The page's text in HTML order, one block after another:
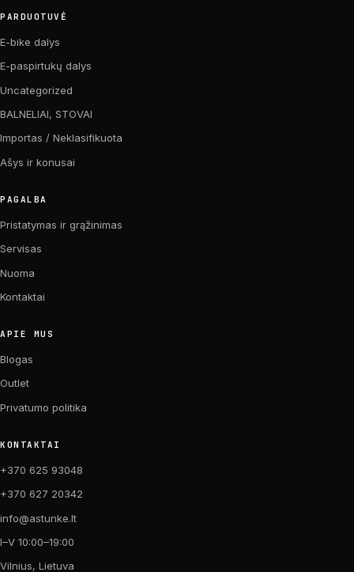
PARDUOTUVĖ
E-bike dalys
E-paspirtukų dalys
Uncategorized
BALNELIAI, STOVAI
Importas / Neklasifikuota
Ašys ir konusai
PAGALBA
Pristatymas ir grąžinimas
Servisas
Nuoma
Kontaktai
APIE MUS
Blogas
Outlet
Privatumo politika
KONTAKTAI
+370 625 93048
+370 627 20342
info@astunke.lt
I–V 10:00–19:00
Vilnius, Lietuva